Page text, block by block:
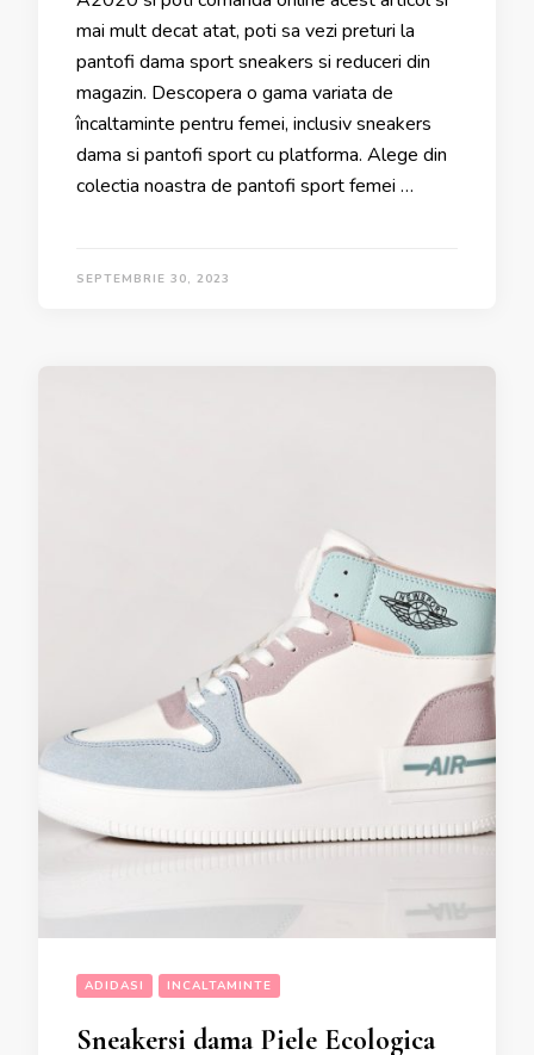
mai mult decat atat, poti sa vezi preturi la
pantofi dama sport sneakers si reduceri din
magazin. Descopera o gama variata de
încaltaminte pentru femei, inclusiv sneakers
dama si pantofi sport cu platforma. Alege din
colectia noastra de pantofi sport femei …
SEPTEMBRIE 30, 2023
ADIDASI INCALTAMINTE
Sneakersi dama Piele Ecologica